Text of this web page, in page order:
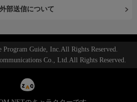
部送信について
Guide, Inc.All Rights Reserved.
Co., Ltd.All Rights Reserved.